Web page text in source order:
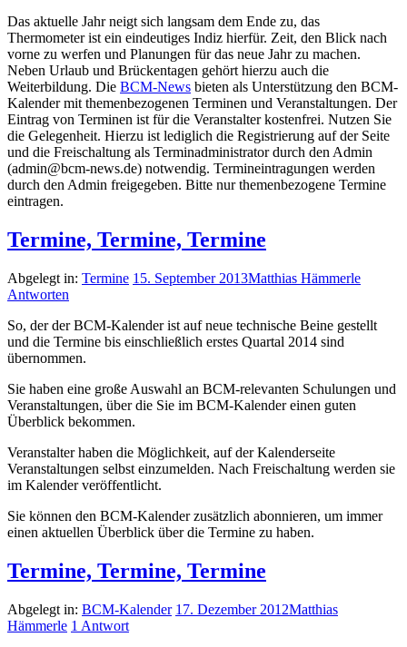
Das aktuelle Jahr neigt sich langsam dem Ende zu, das
Thermometer ist ein eindeutiges Indiz hierfür. Zeit, den Blick nach
vorne zu werfen und Planungen für das neue Jahr zu machen.
Neben Urlaub und Brückentagen gehört hierzu auch die
Weiterbildung. Die BCM-News bieten als Unterstützung den BCM-
Kalender mit themenbezogenen Terminen und Veranstaltungen. Der
Eintrag von Terminen ist für die Veranstalter kostenfrei. Nutzen Sie
die Gelegenheit. Hierzu ist lediglich die Registrierung auf der Seite
und die Freischaltung als Terminadministrator durch den Admin
(admin@bcm-news.de) notwendig. Termineintragungen werden
durch den Admin freigegeben. Bitte nur themenbezogene Termine
eintragen.
Termine, Termine, Termine
Abgelegt in: Termine 15. September 2013Matthias Hämmerle
Antworten
So, der der BCM-Kalender ist auf neue technische Beine gestellt
und die Termine bis einschließlich erstes Quartal 2014 sind
übernommen.
Sie haben eine große Auswahl an BCM-relevanten Schulungen und
Veranstaltungen, über die Sie im BCM-Kalender einen guten
Überblick bekommen.
Veranstalter haben die Möglichkeit, auf der Kalenderseite
Veranstaltungen selbst einzumelden. Nach Freischaltung werden sie
im Kalender veröffentlicht.
Sie können den BCM-Kalender zusätzlich abonnieren, um immer
einen aktuellen Überblick über die Termine zu haben.
Termine, Termine, Termine
Abgelegt in: BCM-Kalender 17. Dezember 2012Matthias
Hämmerle 1 Antwort